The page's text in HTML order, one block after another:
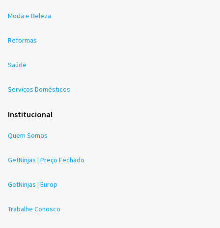
Moda e Beleza
Reformas
Saúde
Serviços Domésticos
Institucional
Quem Somos
GetNinjas | Preço Fechado
GetNinjas | Europ
Trabalhe Conosco